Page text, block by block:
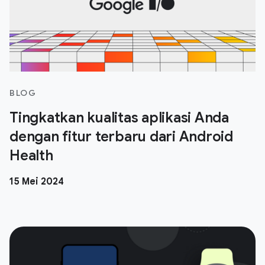
BLOG
Tingkatkan kualitas aplikasi Anda
dengan fitur terbaru dari Android
Health
15 Mei 2024